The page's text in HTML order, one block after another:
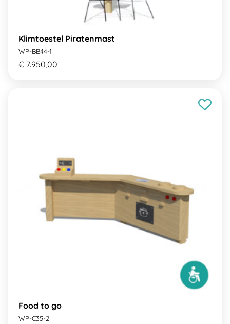
Klimtoestel Piratenmast
WP-BB44-1
€ 7.950,00
Food to go
WP-C35-2